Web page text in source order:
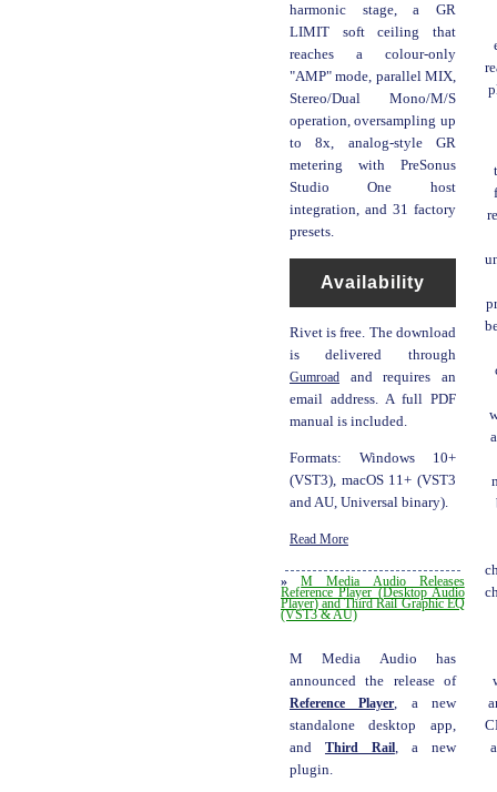
harmonic stage, a GR
LIMIT soft ceiling that
reaches a colour-only
"AMP" mode, parallel MIX,
Stereo/Dual Mono/M/S
operation, oversampling up
to 8x, analog-style GR
metering with PreSonus
Studio One host
integration, and 31 factory
presets.
Availability
Rivet is free. The download
is delivered through
Gumroad and requires an
email address. A full PDF
manual is included.
Formats: Windows 10+
(VST3), macOS 11+ (VST3
and AU, Universal binary).
Read More
» M Media Audio Releases
Reference Player (Desktop Audio
Player) and Third Rail Graphic EQ
(VST3 & AU)
M Media Audio has
announced the release of
Reference Player, a new
standalone desktop app,
and Third Rail, a new
plugin.